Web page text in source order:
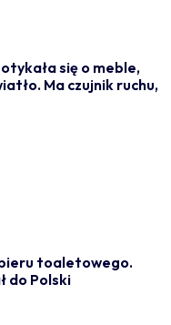
się o meble,
Ma czujnik ruchu,
toaletowego.
do Polski